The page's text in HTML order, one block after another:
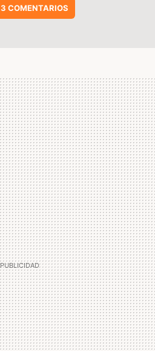
3 COMENTARIOS